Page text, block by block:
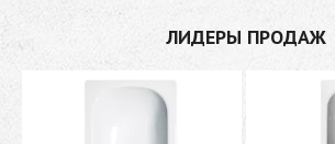
ЛИДЕРЫ ПРОДАЖ